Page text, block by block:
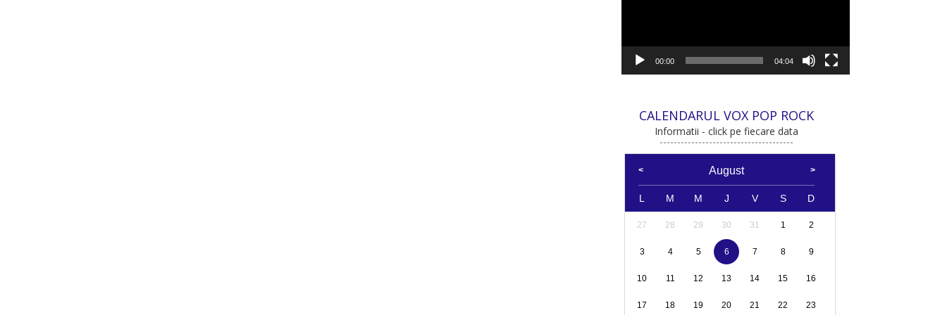
00:00 04:04
CALENDARUL VOX POP ROCK
Informatii - click pe fiecare data
August
L M M J V S D
27 28 29 30 31 1 2
3 4 5 6 7 8 9
10 11 12 13 14 15 16
17 18 19 20 21 22 23